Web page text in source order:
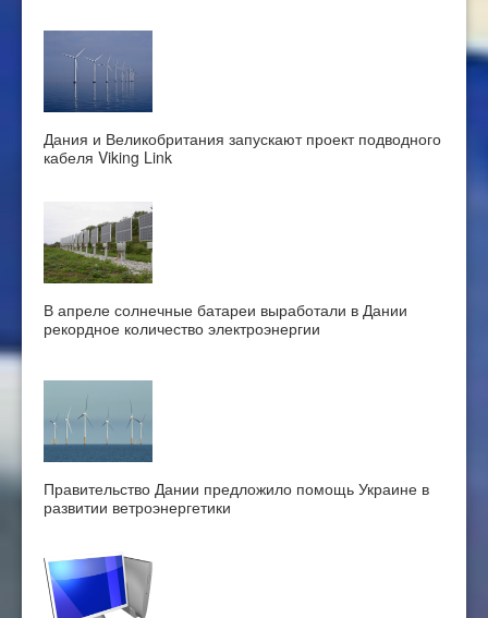
Дания и Великобритания запускают проект подводного
кабеля Viking Link
В апреле солнечные батареи выработали в Дании
рекордное количество электроэнергии
Правительство Дании предложило помощь Украине в
развитии ветроэнергетики